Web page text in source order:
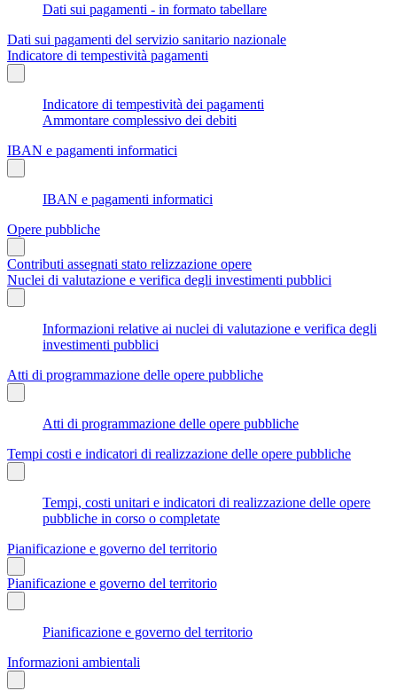
Dati sui pagamenti - in formato tabellare
Dati sui pagamenti del servizio sanitario nazionale
Indicatore di tempestività pagamenti
Indicatore di tempestività dei pagamenti
Ammontare complessivo dei debiti
IBAN e pagamenti informatici
IBAN e pagamenti informatici
Opere pubbliche
Contributi assegnati stato relizzazione opere
Nuclei di valutazione e verifica degli investimenti pubblici
Informazioni relative ai nuclei di valutazione e verifica degli
investimenti pubblici
Atti di programmazione delle opere pubbliche
Atti di programmazione delle opere pubbliche
Tempi costi e indicatori di realizzazione delle opere pubbliche
Tempi, costi unitari e indicatori di realizzazione delle opere
pubbliche in corso o completate
Pianificazione e governo del territorio
Pianificazione e governo del territorio
Pianificazione e governo del territorio
Informazioni ambientali